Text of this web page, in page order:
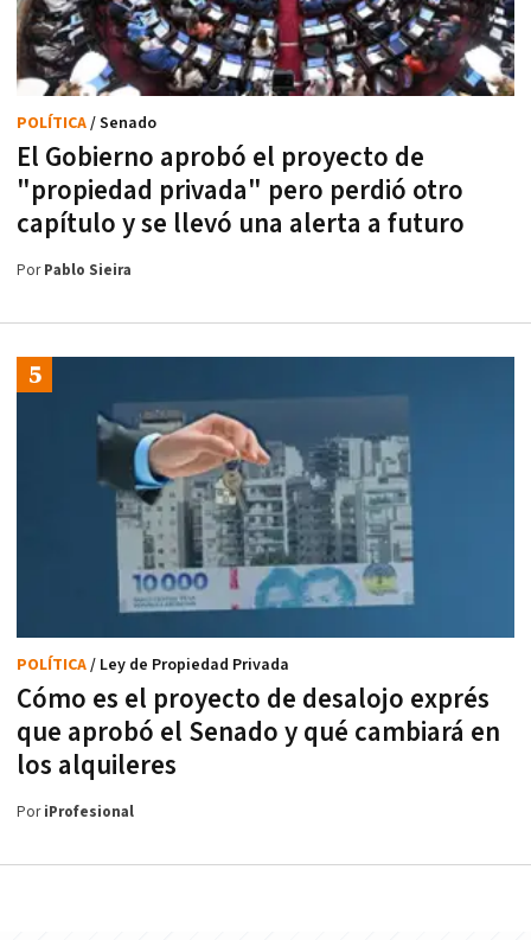
El Gobierno aprobó el proyecto de
"propiedad privada" pero perdió otro
capítulo y se llevó una alerta a futuro
POLÍTICA/ Senado
PorPablo Sieira
Cómo es el proyecto de desalojo exprés
que aprobó el Senado y qué cambiará en
los alquileres
POLÍTICA/ Ley de Propiedad Privada
PoriProfesional